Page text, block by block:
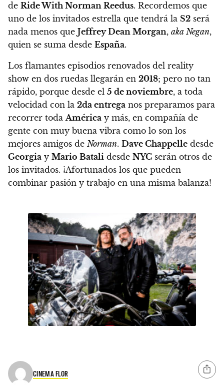
de Ride With Norman Reedus. Recordemos que
uno de los invitados estrella que tendrá la S2 será
nada menos que Jeffrey Dean Morgan, aka Negan,
quien se suma desde España.
Los flamantes episodios renovados del reality
show en dos ruedas llegarán en 2018; pero no tan
rápido, porque desde el 5 de noviembre, a toda
velocidad con la 2da entrega nos preparamos para
recorrer todaAmérica y más, en compañía de
gente con muy buena vibra como lo son los
mejores amigos de Norman. Dave Chappelle desde
Georgia y Mario Batali desde NYC serán otros de
los invitados. ¡Afortunados los que pueden
combinar pasión y trabajo en una misma balanza!
CINEMA FLOR